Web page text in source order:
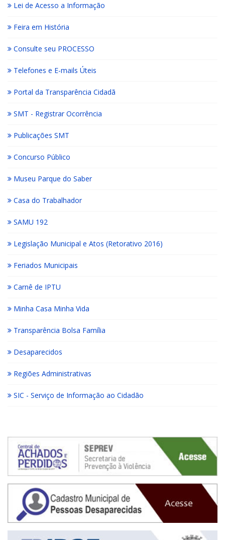
Lei de Acesso a Informação
Feira em História
Consulte seu PROCESSO
Telefones e E-mails Úteis
Portal da Transparência Cidadã
SMT - Registrar Ocorrência
Publicações SMT
Concurso Público
Museu Parque do Saber
Casa do Trabalhador
SAMU 192
Legislação Municipal e Atos (Retorativo 2016)
Feriados Municipais
Carnê de IPTU
Minha Casa Minha Vida
Transparência Bolsa Família
Desaparecidos
Regiões Administrativas
SIC - Serviço de Informação ao Cidadão